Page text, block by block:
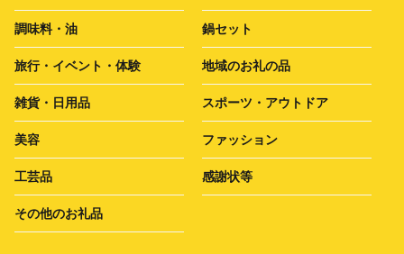
調味料・油 鍋セット
旅行・イベント・体験 地域のお礼の品
雑貨・日用品 スポーツ・アウトドア
美容 ファッション
工芸品 感謝状等
その他のお礼品